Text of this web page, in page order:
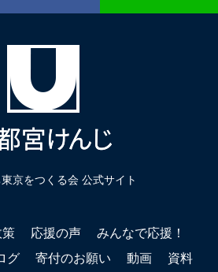
京をつくる会 公式サイト
策 応援の声
みんなで応援！
グ 寄付のお願い 動画
資料